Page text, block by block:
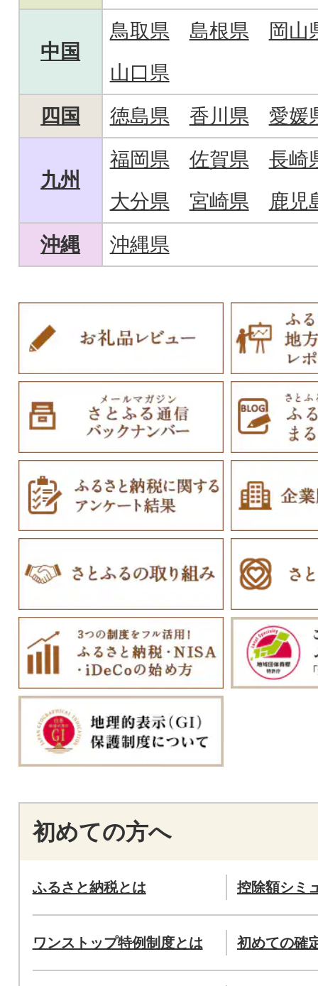
中国
鳥取県 島根県
岡山
山口県
四国
徳島県 香川県 愛媛
九州
福岡県 佐賀県
長崎
大分県
宮崎県
鹿児
沖縄
沖縄県
初めての方へ
ふるさと納税とは 控除額シミ
ワンストップ特例制度とは 初めての確